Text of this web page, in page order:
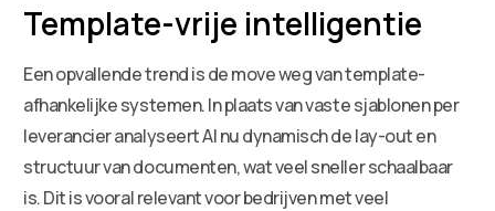
Template-vrije intelligentie
Een opvallende trend is de move weg van template-
afhankelijke systemen. In plaats van vaste sjablonen per
leverancier analyseert AI nu dynamisch de lay-out en
structuur van documenten, wat veel sneller schaalbaar
is. Dit is vooral relevant voor bedrijven met veel